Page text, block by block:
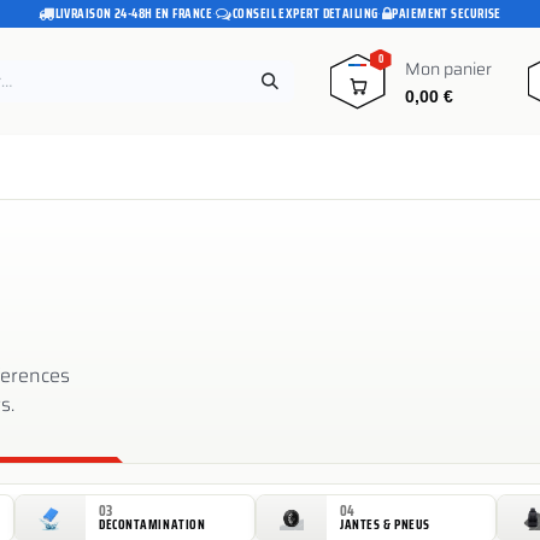
LIVRAISON 24-48H EN FRANCE· CONSEIL EXPERT DETAILING· PAIEMENT SECURISE
0 Mon panier
0,00€
03
DÉCONTAMINATION
04
JANTES & PNEUS